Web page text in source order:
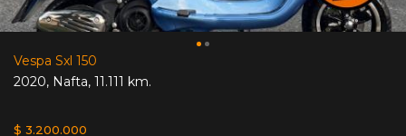
Vespa Sxl 150
2020, Nafta, 11.111 km.
$ 3.200.000